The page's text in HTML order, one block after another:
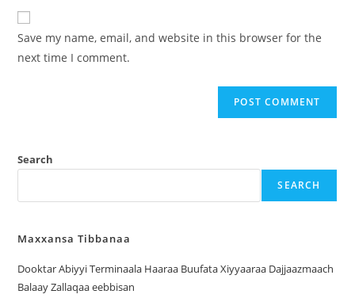
Save my name, email, and website in this browser for the
next time I comment.
Search
SEARCH
Maxxansa Tibbanaa
Dooktar Abiyyi Terminaala Haaraa Buufata Xiyyaaraa Dajjaazmaach
Balaay Zallaqaa eebbisan